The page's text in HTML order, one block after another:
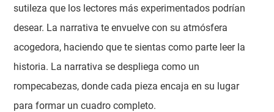
sutileza que los lectores más experimentados podrían
desear. La narrativa te envuelve con su atmósfera
acogedora, haciendo que te sientas como parte leer la
historia. La narrativa se despliega como un
rompecabezas, donde cada pieza encaja en su lugar
para formar un cuadro completo.